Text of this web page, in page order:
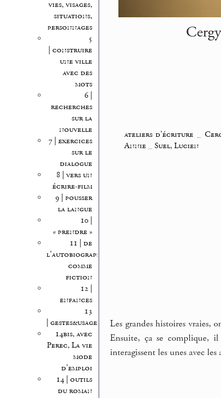
vies, visages,
situations,
personnages
5
| construire
une ville
avec des
mots
6 |
recherches
sur la
nouvelle
7 | exercices
sur le
dialogue
8 | vers un
écrire-film
9 | pousser
la langue
10 |
« prendre »
11 | de
l’autobiographie
comme
fiction
12 |
enfances
13
| gestes&usages
14bis, avec
Perec, La vie
mode
d’emploi
14 | outils
du roman
ateliers d’écriture
Annie_ Suel, Lucien
Les grandes histoires vraies,
Ensuite, ça se complique,
interagissent les unes avec